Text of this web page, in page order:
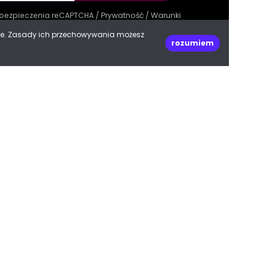
reCAPTCHA / Prywatność / Warunki
decoPLANET Polska
ul. Kasprowicza 47
Zasady ich przechowywania możesz
rozumiem